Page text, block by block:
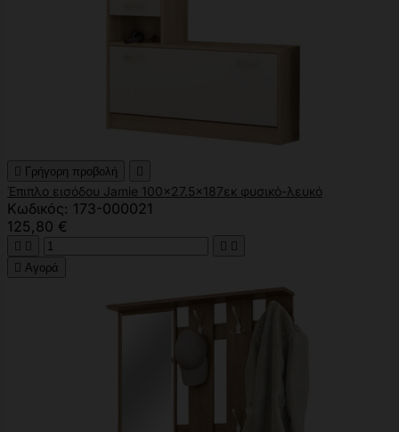
 Γρήγορη προβολή 
Έπιπλο εισόδου Jamie 100x27.5x187εκ φυσικό-λευκό
Κωδικός: 173-000021
125,80 €
   
 Αγορά